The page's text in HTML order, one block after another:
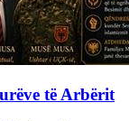
të Arbërit